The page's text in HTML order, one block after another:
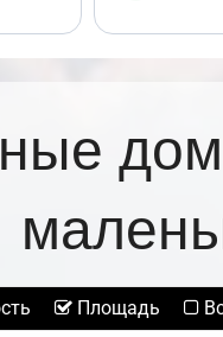
Площадь